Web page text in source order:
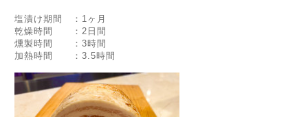
塩漬け期間 ：1ヶ月
乾燥時間 ：2日間
燻製時間 ：3時間
加熱時間 ：3.5時間